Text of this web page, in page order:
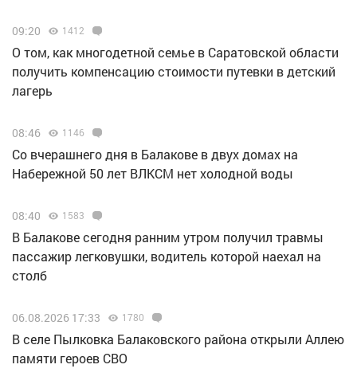
09:20 1412
О том, как многодетной семье в Саратовской области
получить компенсацию стоимости путевки в детский
лагерь
08:46 1146
Со вчерашнего дня в Балакове в двух домах на
Набережной 50 лет ВЛКСМ нет холодной воды
08:40 1583
В Балакове сегодня ранним утром получил травмы
пассажир легковушки, водитель которой наехал на
столб
06.08.2026 17:33 1780
В селе Пылковка Балаковского района открыли Аллею
памяти героев СВО